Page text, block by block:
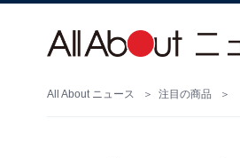
All About ニュース 注目の商品